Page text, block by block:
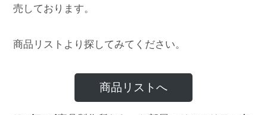
売しております。
商品リストより探してみてください。
商品リストへ